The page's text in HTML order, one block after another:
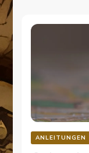
ANLEITUNGEN